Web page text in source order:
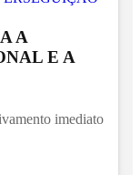
A
E A
imediato